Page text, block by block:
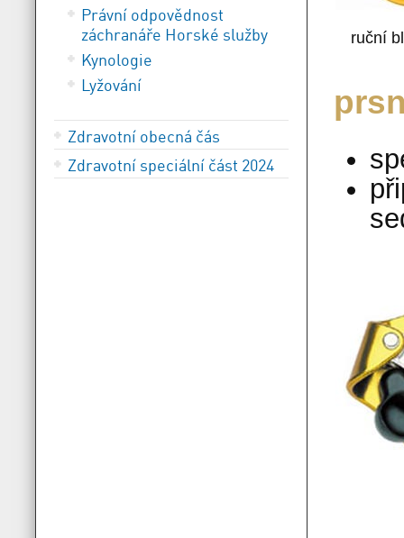
Právní odpovědnost
záchranáře Horské služby
Kynologie
Lyžování
Zdravotní obecná čás
Zdravotní speciální část 2024
ruční